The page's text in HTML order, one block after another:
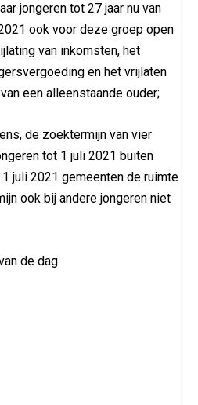
jongeren tot 27 jaar nu van
ook voor deze groep open
van inkomsten, het
en het vrijlaten
een alleenstaande ouder;
de zoektermijn van vier
tot 1 juli 2021 buiten
juli 2021 gemeenten de ruimte
ook bij andere jongeren niet
de dag.